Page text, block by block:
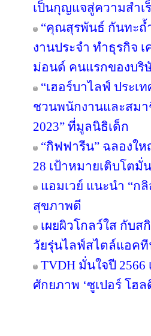
เป็นกุญแจสู่ความสำเ
“คุณสุรพันธ์ กันทะถ้
งานประจำ ทำธุรกิจ
ม่อนด์ คนแรกของบริ
“เฮอร์บาไลฟ์ ประเ
ชวนพนักงานและสมา
2023” ที่มูลนิธิเด็ก
“กิฟฟารีน” ฉลองใ
28 เป้าหมายเติบโตมั่
แอมเวย์ แนะนำ “ก
สุขภาพดี
เผยผิวโกลว์ใส กับส
วัยรุ่นไลฟ์สไตล์แอค
TVDH มั่นใจปี
ศักยภาพ ‘ซูเปอร์ โฮ